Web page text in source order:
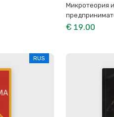
Микротеория
€ 19.00
RUS